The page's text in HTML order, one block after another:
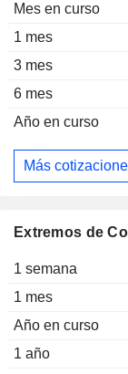
Mes en curso
1 mes
3 mes
6 mes
Año en curso
Más
Extremos de
1 semana
1 mes
Año en curso
1 año